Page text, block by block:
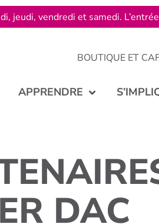
BOUTIQUE ET
APPRENDRE
DAC
jeudi, vendredi et samedi.